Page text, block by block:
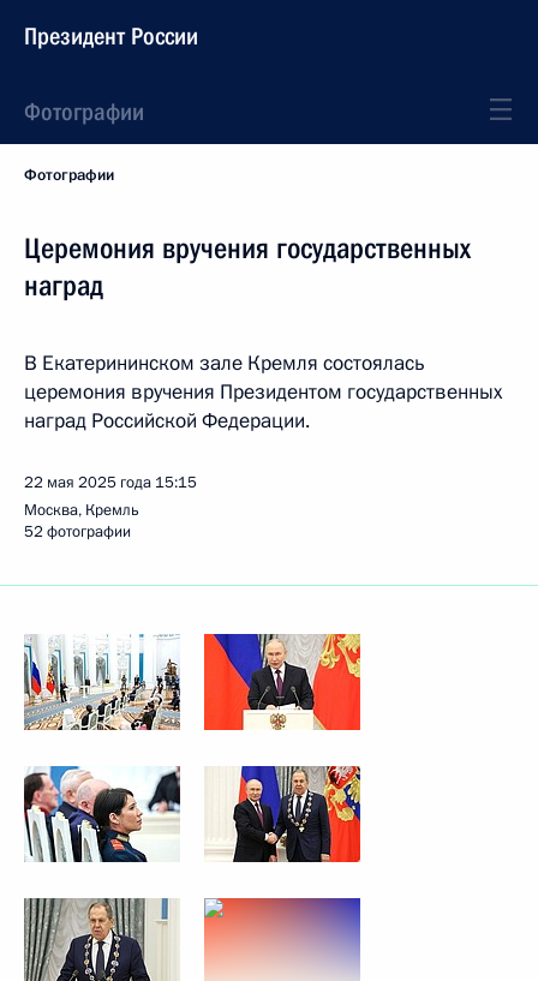
Президент России
Фотографии
Фотографии
Церемония вручения государственных
наград
В Екатерининском зале Кремля состоялась
церемония вручения Президентом государственных
наград Российской Федерации.
22 мая 2025 года 15:15
Москва, Кремль
52 фотографии